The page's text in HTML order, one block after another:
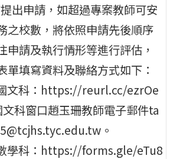
出申請，如超過專案教師可安
之校數，將依照申請先後順序
申請及執行情形等進行評估，
單填寫資料及聯絡方式如下：
文科：https://reurl.cc/ezrOe
文科窗口趙玉珊教師電子郵件ta
。
學科：https://forms.gle/eTu8